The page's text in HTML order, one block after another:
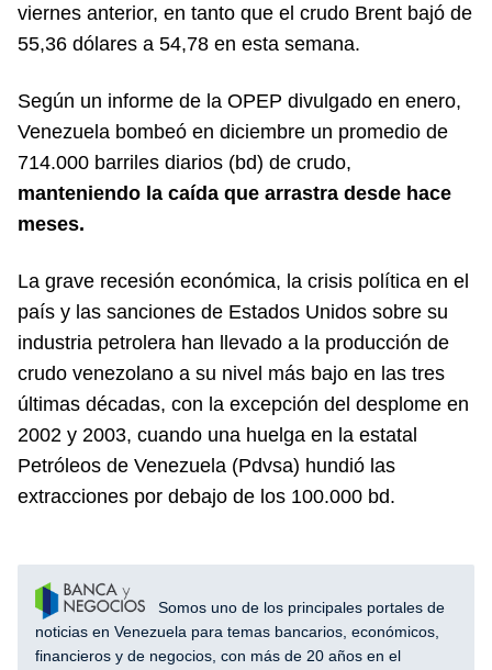
viernes anterior, en tanto que el crudo Brent bajó de
55,36 dólares a 54,78 en esta semana.
Según un informe de la OPEP divulgado en enero,
Venezuela bombeó en diciembre un promedio de
714.000 barriles diarios (bd) de crudo,
manteniendo la caída que arrastra desde hace
meses.
La grave recesión económica, la crisis política en el
país y las sanciones de Estados Unidos sobre su
industria petrolera han llevado a la producción de
crudo venezolano a su nivel más bajo en las tres
últimas décadas, con la excepción del desplome en
2002 y 2003, cuando una huelga en la estatal
Petróleos de Venezuela (Pdvsa) hundió las
extracciones por debajo de los 100.000 bd.
Somos uno de los principales portales de
noticias en Venezuela para temas bancarios, económicos,
financieros y de negocios, con más de 20 años en el